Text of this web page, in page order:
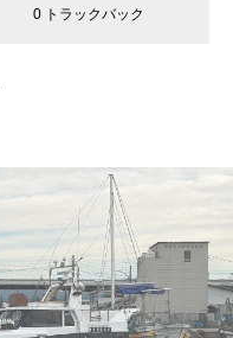
0 トラックバック